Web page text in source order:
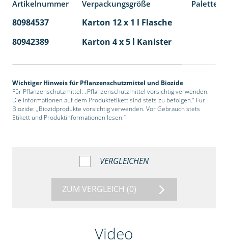
Artikelnummer Verpackungsgröße
80984537 Karton 12 x 1 l Flasche
80942389
Karton 4 x 5 l Kanister
Wichtiger Hinweis für Pflanzenschutzmittel und Biozide
Für Pflanzenschutzmittel: „Pflanzenschutzmittel vorsichtig verwenden.
Die Informationen auf dem Produktetikett sind stets zu befolgen.“ Für
Biozide: „Biozidprodukte vorsichtig verwenden. Vor Gebrauch stets
Etikett und Produktinformationen lesen.“
VERGLEICHEN
ZUM VERGLEICH (0)
Video